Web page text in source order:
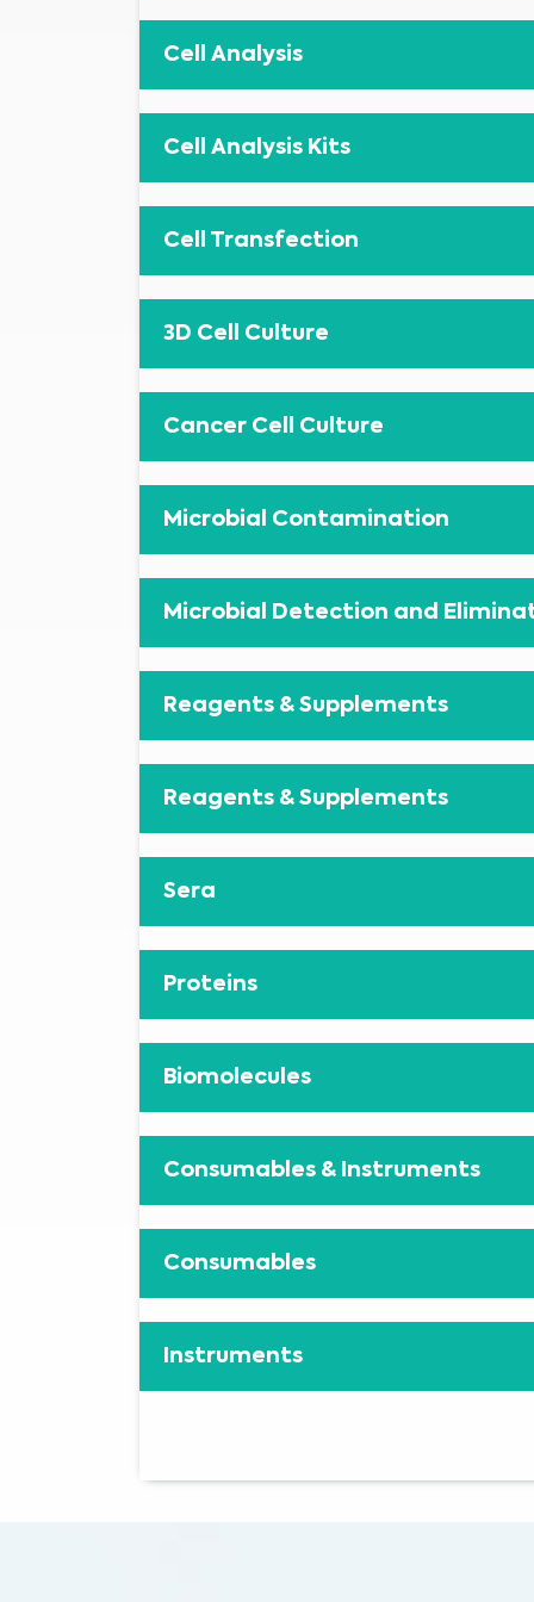
Cell Analysis
Cell Analysis Kits
Cell Transfection
3D Cell Culture
Cancer Cell Culture
Microbial Contamination
Microbial Detection and
Reagents & Supplements
Reagents & Supplements
Sera
Proteins
Biomolecules
Consumables & Instruments
Consumables
Instruments